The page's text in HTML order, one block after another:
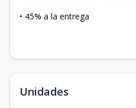
• 45% a la entrega
Unidades